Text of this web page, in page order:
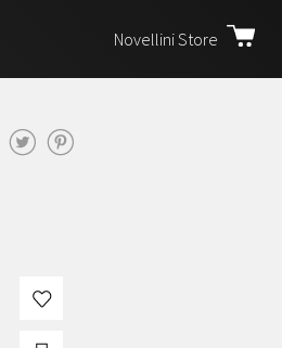
Novellini Store